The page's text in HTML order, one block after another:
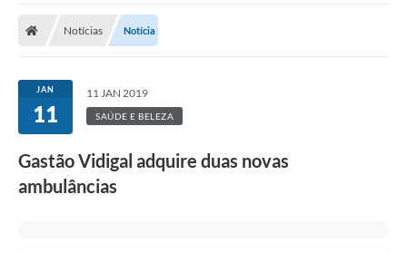
Notícias Notícia
JAN
11
11 JAN 2019
SAÚDE E BELEZA
Gastão Vidigal adquire duas novas
ambulâncias